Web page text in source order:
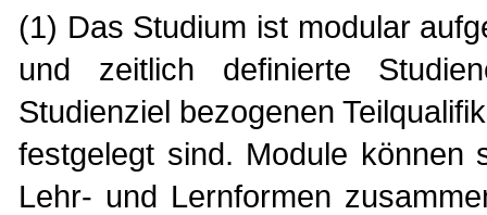
(1) Das Studium ist modular
und zeitlich definierte
Studienziel bezogenen
festgelegt sind. Module können
Lehr- und Lernformen